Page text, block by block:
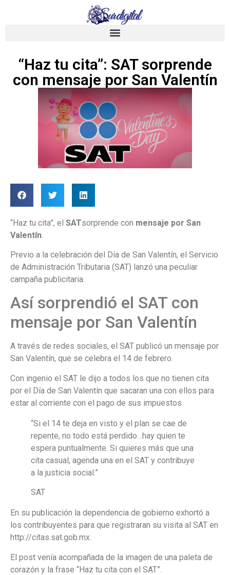
“Haz tu cita”: SAT sorprende
con mensaje por San Valentín
“Haz tu cita”, el SATsorprende con mensaje por San
Valentín
Previo a la celebración del Día de San Valentín, el Servicio
de Administración Tributaria (SAT) lanzó una peculiar
campaña publicitaria.
Así sorprendió el SAT con
mensaje por San Valentín
A través de redes sociales, el SAT publicó un mensaje por
San Valentín, que se celebra el 14 de febrero.
Con ingenio el SAT le dijo a todos los que no tienen cita
por el Día de San Valentín que sacaran una con ellos para
estar al corriente con el pago de sus impuestos.
“Si el 14 te deja en visto y el plan se cae de
repente, no todo está perdido…hay quien te
espera puntualmente. Si quieres más que una
cita casual, agenda una en el SAT y contribuye
a la justicia social.”
SAT
En su publicación la dependencia de gobierno exhortó a
los contribuyentes para que registraran su visita al SAT en
http://citas.sat.gob.mx.
El post venía acompañada de la imagen de una paleta de
corazón y la frase “Haz tu cita con el SAT”.